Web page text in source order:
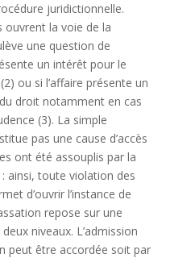
juridictionnelle.
ouvrent la voie de la
une question de
un intérêt pour le
ou si l’affaire présente un
droit notamment en cas
(3). La simple
pas une cause d’accès
ont été assouplis par la
ainsi, toute violation des
d’ouvrir l’instance de
repose sur une
niveaux. L’admission
peut être accordée soit par